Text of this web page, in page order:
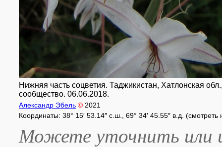
Нижняя часть соцветия. Таджикистан, Хатлонская
сообщество. 06.06.2018.
Александр Эбель © 2021
Координаты: 38° 15′ 53.14″ с.ш., 69° 34′ 45.55″ в.д. (смотреть
Можете уточнить или